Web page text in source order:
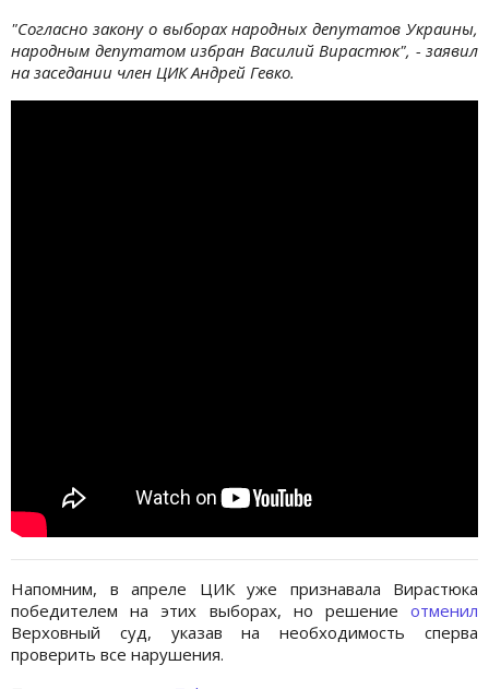
"Согласно закону о выборах народных депутатов Украины,
народным депутатом избран Василий Вирастюк", - заявил
на заседании член ЦИК Андрей Гевко.
Напомним, в апреле ЦИК уже признавала Вирастюка
победителем на этих выборах, но решение отменил
Верховный суд, указав на необходимость сперва
проверить все нарушения.